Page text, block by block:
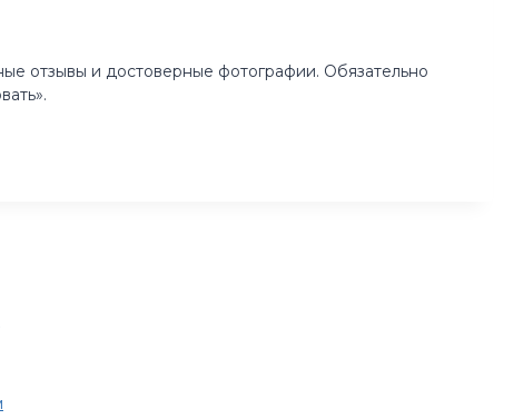
отзывы и достоверные фотографии. Обязательно